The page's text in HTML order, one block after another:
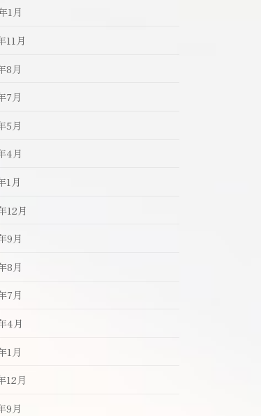
1月
11月
8月
7月
5月
4月
1月
12月
9月
8月
7月
4月
1月
12月
9月